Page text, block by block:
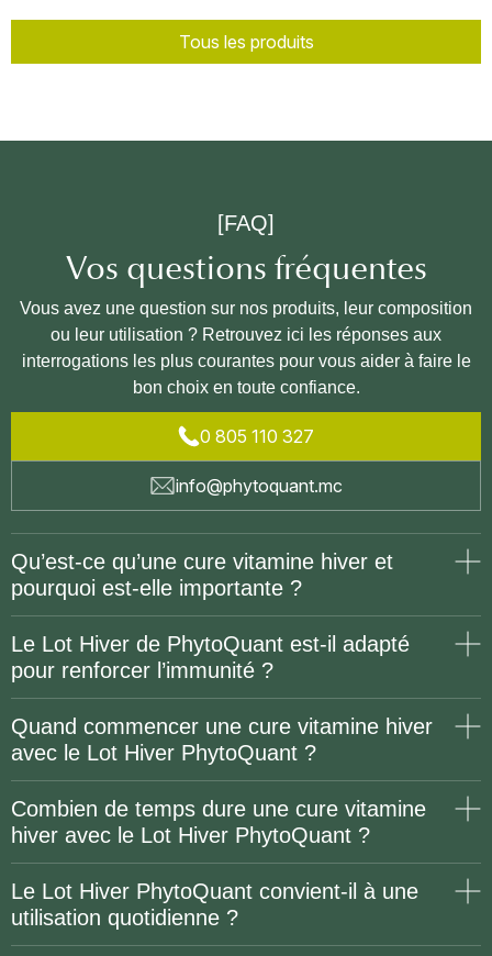
Tous les produits
[FAQ]
Vos questions fréquentes
Vous avez une question sur nos produits, leur composition
ou leur utilisation ? Retrouvez ici les réponses aux
interrogations les plus courantes pour vous aider à faire le
bon choix en toute confiance.
0 805 110 327
info@phytoquant.mc
Qu’est-ce qu’une cure vitamine hiver et
pourquoi est-elle importante ?
Le Lot Hiver de PhytoQuant est-il adapté
pour renforcer l’immunité ?
Quand commencer une cure vitamine hiver
avec le Lot Hiver PhytoQuant ?
Combien de temps dure une cure vitamine
hiver avec le Lot Hiver PhytoQuant ?
Le Lot Hiver PhytoQuant convient-il à une
utilisation quotidienne ?